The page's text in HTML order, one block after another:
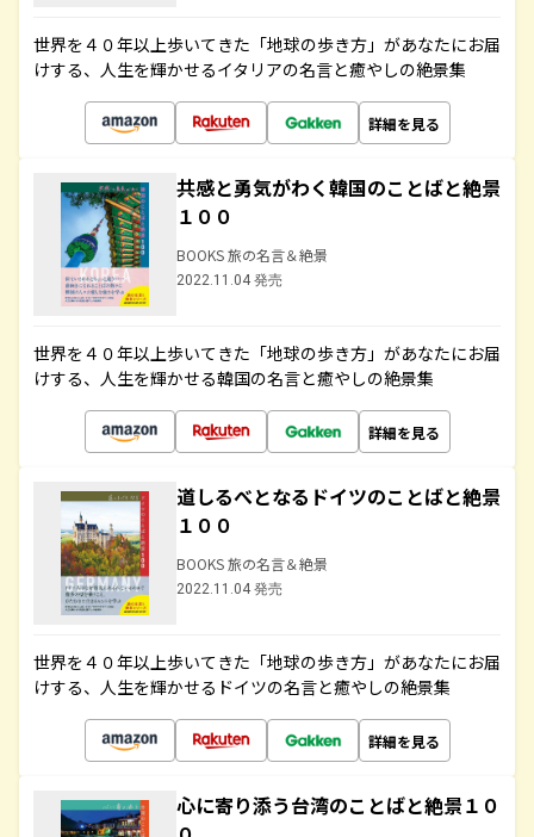
世界を４０年以上歩いてきた「地球の歩き方」があなたにお届
けする、人生を輝かせるイタリアの名言と癒やしの絶景集
詳細を見る
共感と勇気がわく韓国のことばと絶景
１００
BOOKS 旅の名言＆絶景
2022.11.04 発売
世界を４０年以上歩いてきた「地球の歩き方」があなたにお届
けする、人生を輝かせる韓国の名言と癒やしの絶景集
詳細を見る
道しるべとなるドイツのことばと絶景
１００
BOOKS 旅の名言＆絶景
2022.11.04 発売
世界を４０年以上歩いてきた「地球の歩き方」があなたにお届
けする、人生を輝かせるドイツの名言と癒やしの絶景集
詳細を見る
心に寄り添う台湾のことばと絶景１０